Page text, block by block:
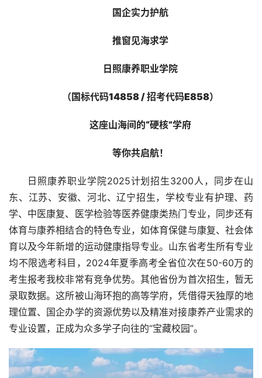
国企实力护航
推窗见海求学
日照康养职业学院
（国标代码14858 / 招考代码E858）
这座山海间的“硬核”学府
等你共启航！
日照康养职业学院2025计划招生3200人，同步在山
东、江苏、安徽、河北、辽宁招生，学校专业有护理、药
学、中医康复、医学检验等医养健康类热门专业，同步还有
体育与康养相结合的特色专业，如体育保健与康复、社会体
育以及今年新增的运动健康指导专业。山东省考生所有专业
均不限选考科目，2024年夏季高考全省位次在50-60万的
考生报考我校非常有竞争优势。其他省份为首次招生，暂无
录取数据。这所被山海环抱的高等学府，凭借得天独厚的地
理位置、国企办学的资源优势以及精准对接康养产业需求的
专业设置，正成为众多学子向往的“宝藏校园”。